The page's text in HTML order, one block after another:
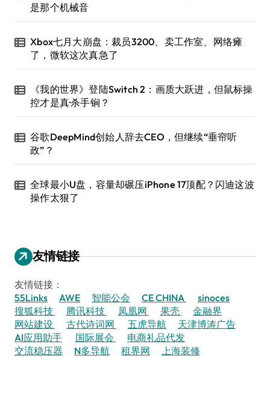
是那个机械音
Xbox七月大崩盘：裁员3200、卖工作室、网络瘫
了，微软这次真急了
《我的世界》登陆Switch 2：画质大跃进，但鼠标操
控才是真·杀手锏？
谷歌DeepMind创始人辞去CEO，但继续“垂帘听
政”？
全球最小U盘，容量却碾压iPhone 17顶配？闪迪这波
操作太狠了
友情链接
友情链接：
55Links
AWE 智能公会 CE CHINA
sinoces
搜狐科技
腾讯科技 凤凰网 果壳
金融界
网站建设
古代诗词网 五虎导航
天津博涛广告
AI应用助手
国际展会
电商礼品代发
交流稳压器
N多导航 租界网 上海装修